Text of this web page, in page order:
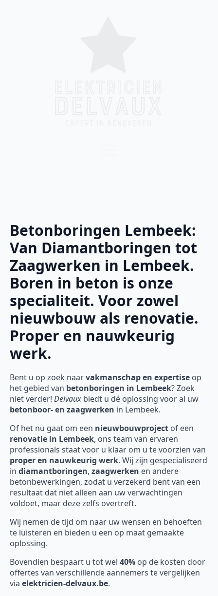
Betonboringen Lembeek:
Van Diamantboringen tot
Zaagwerken in Lembeek.
Boren in beton is onze
specialiteit. Voor zowel
nieuwbouw als renovatie.
Proper en nauwkeurig
werk.
Bent u op zoek naarvakmanschap en expertise op
het gebied van betonboringen in Lembeek? Zoek
niet verder! Delvaux biedt u dé oplossing voor al uw
betonboor- en zaagwerken in Lembeek.
Of het nu gaat om een nieuwbouwproject of een
renovatie in Lembeek, ons team van ervaren
professionals staat voor u klaar om u te voorzien van
proper en nauwkeurig werk. Wij zijn gespecialiseerd
in diamantboringen, zaagwerken en andere
betonbewerkingen, zodat u verzekerd bent van een
resultaat dat niet alleen aan uw verwachtingen
voldoet, maar deze zelfs overtreft.
Wij nemen de tijd om naar uw wensen en behoeften
te luisteren en bieden u een op maat gemaakte
oplossing.
Bovendien bespaart u tot wel 40% op de kosten door
offertes van verschillende aannemers te vergelijken
via elektricien-delvaux.be.